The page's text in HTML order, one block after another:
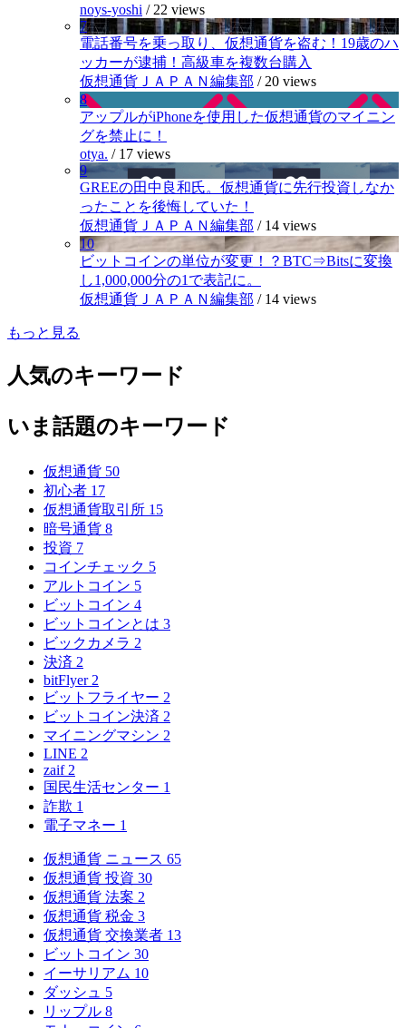
noys-yoshi / 22 views
7
電話番号を乗っ取り、仮想通貨を盗む！19歳のハ
ッカーが逮捕！高級車を複数台購入
仮想通貨ＪＡＰＡＮ編集部 / 20 views
8
アップルがiPhoneを使用した仮想通貨のマイニン
グを禁止に！
otya. / 17 views
9
GREEの田中良和氏。仮想通貨に先行投資しなか
ったことを後悔していた！
仮想通貨ＪＡＰＡＮ編集部 / 14 views
10
ビットコインの単位が変更！？BTC⇒Bitsに変換
し1,000,000分の1で表記に。
仮想通貨ＪＡＰＡＮ編集部 / 14 views
もっと見る
人気のキーワード
いま話題のキーワード
仮想通貨 50
初心者 17
仮想通貨取引所 15
暗号通貨 8
投資 7
コインチェック 5
アルトコイン 5
ビットコイン 4
ビットコインとは 3
ビックカメラ 2
決済 2
bitFlyer 2
ビットフライヤー 2
ビットコイン決済 2
マイニングマシン 2
LINE 2
zaif 2
国民生活センター 1
詐欺 1
電子マネー 1
仮想通貨 ニュース 65
仮想通貨 投資 30
仮想通貨 法案 2
仮想通貨 税金 3
仮想通貨 交換業者 13
ビットコイン 30
イーサリアム 10
ダッシュ 5
リップル 8